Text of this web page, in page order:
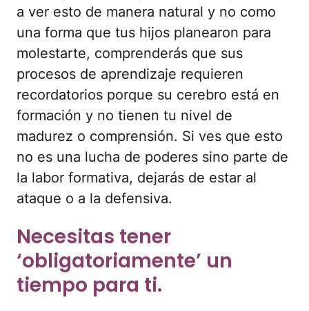
a ver esto de manera natural y no como
una forma que tus hijos planearon para
molestarte, comprenderás que sus
procesos de aprendizaje requieren
recordatorios porque su cerebro está en
formación y no tienen tu nivel de
madurez o comprensión. Si ves que esto
no es una lucha de poderes sino parte de
la labor formativa, dejarás de estar al
ataque o a la defensiva.
Necesitas tener
‘obligatoriamente’ un
tiempo para ti.